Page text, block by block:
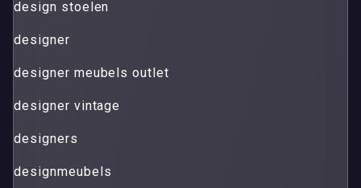
design stoelen
designer
designer meubels outlet
designer vintage
designers
designmeubels